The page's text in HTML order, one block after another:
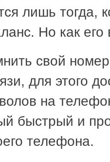
лишь тогда,
Но как его
свой
для этого
на
быстрый и
телефона.